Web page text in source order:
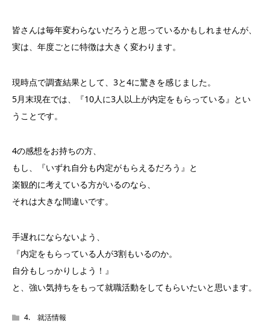
皆さんは毎年変わらないだろうと思っているかもしれませんが、
実は、年度ごとに特徴は大きく変わります。
現時点で調査結果として、3と4に驚きを感じました。
5月末現在では、『10人に3人以上が内定をもらっている』とい
うことです。
4の感想をお持ちの方、
もし、『いずれ自分も内定がもらえるだろう』と
楽観的に考えている方がいるのなら、
それは大きな間違いです。
手遅れにならないよう、
『内定をもらっている人が3割もいるのか。
自分もしっかりしよう！』
と、強い気持ちをもって就職活動をしてもらいたいと思います。
4. 就活情報